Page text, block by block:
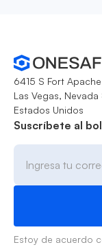
6415 S Fort
Las Vegas, Nevada
Estados Unidos
Suscríbete al
Estoy de acuerdo